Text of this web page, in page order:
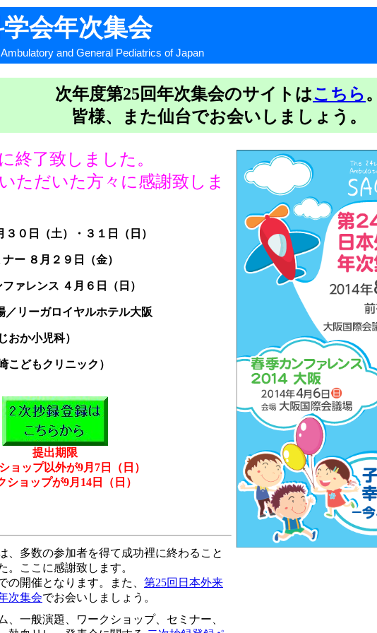
会年次集会
and General Pediatrics of Japan
次年度第25回年次集会のサイトはこちら
皆様、また仙台でお会いしましょう。
終了致しました。
ただいた方々に感謝致しま
０日（土）・３１日（日）
２９日（金）
ス ４月６日（日）
リーガロイヤルホテル大阪
か小児科）
こどもクリニック）
提出期限
ョップ以外が9月7日（日）
ショップが9月14日（日）
、多数の参加者を得て成功裡に終わること
。ここに感謝致します。
の開催となります。また、 第25回日本外来
次集会でお会いしましょう。
、一般演題、ワークショップ、セミナー、